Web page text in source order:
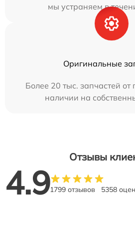
мы устраняем в
Оригинальные
Более 20 тыс. запчастей от
наличии на
Отзывы
4.91799 отзывов 5358